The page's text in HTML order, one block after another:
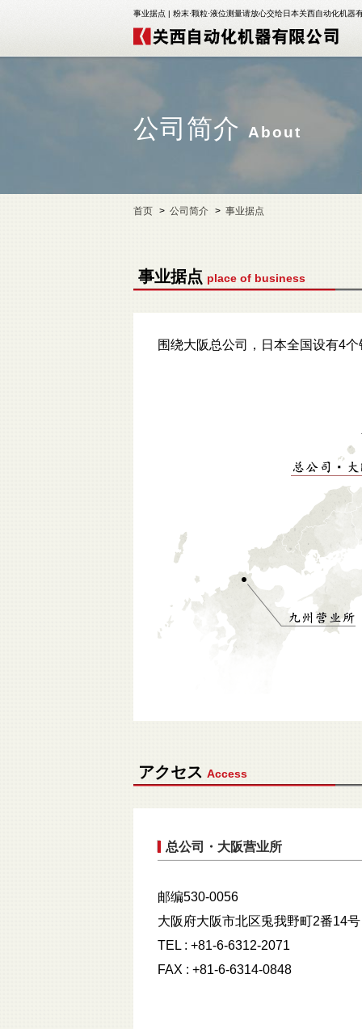
事业据点 | 粉末·颗粒·液位测量请放心交给日本关西自动化机器
公司简介 About
首页 公司简介 事业据点
事业据点 place of business
围绕大阪总公司，日本全国设有4
アクセス Access
总公司・大阪营业所
邮编530-0056
大阪府大阪市北区兎我野町2番14号
TEL : +81-6-6312-2071
FAX : +81-6-6314-0848